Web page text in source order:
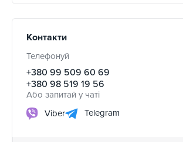
Контакти
Телефонуй
+380 99 509 60 69
+380 98 519 19 56
Або запитай у чаті
Viber
Telegram